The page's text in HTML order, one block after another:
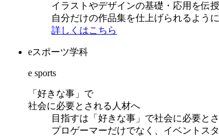
イラストやデザインの基礎・応用を伝授
自分だけの作品集を仕上げられるよう
詳しくはこちら
eスポーツ学科
e sports
「好きな事」で
社会に必要とされる人材へ
目指すは「好きな事」で社会に必要と
プロゲーマーだけでなく、イベントス